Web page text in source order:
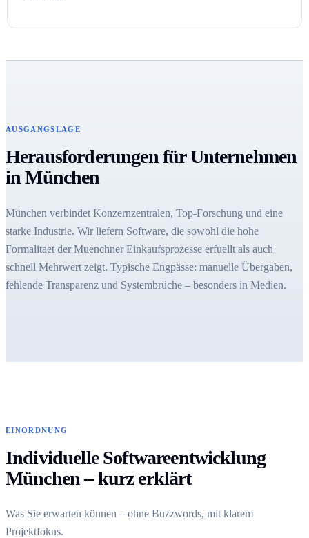
AUSGANGSLAGE
Herausforderungen für Unternehmen
in München
München verbindet Konzernzentralen, Top-Forschung und eine
starke Industrie. Wir liefern Software, die sowohl die hohe
Formalitaet der Muenchner Einkaufsprozesse erfuellt als auch
schnell Mehrwert zeigt. Typische Engpässe: manuelle Übergaben,
fehlende Transparenz und Systembrüche – besonders in Medien.
EINORDNUNG
Individuelle Softwareentwicklung
München – kurz erklärt
Was Sie erwarten können – ohne Buzzwords, mit klarem
Projektfokus.